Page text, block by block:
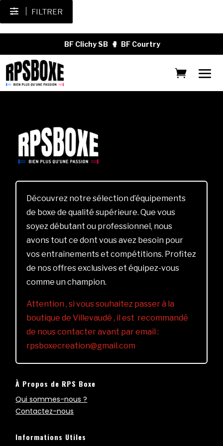
FILTRER
BF Clichy SB 🥊 BF Courtry
Découvrez notre sélection d’équipements
de boxe de qualité supérieure. Que vous
soyez débutant ou professionnel, nous
avons tout ce dont vous avez besoin pour
vos entraînements et compétitions. Profitez
de nos offres exclusives et équipez-vous
comme un champion.
Attention , si vous souhaitez passer à la
boutique de Villevaudé , il est recommandé
de nous contacter avant par email :
rpsboxecreation@gmail.com
À Propos de RPS Boxe
Qui sommes-nous ?
Contactez-nous
Informations Utiles